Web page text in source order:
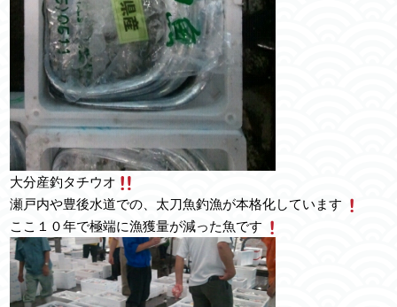
大分産釣タチウオ
瀬戸内や豊後水道での、太刀魚釣漁が本格化しています
ここ１０年で極端に漁獲量が減った魚です